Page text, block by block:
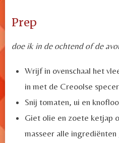
Prep
doe ik in de ochtend of de
Wrijf in ovenschaal het
in met de Creoolse
Snij tomaten, ui en
Giet olie en zoete ketjap
masseer alle ingrediënten